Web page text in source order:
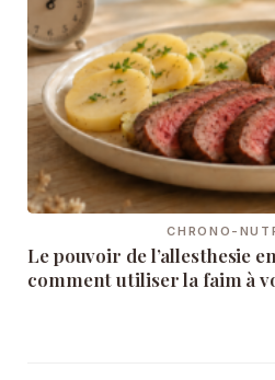
CHRONO-
Le pouvoir de l’allesthesie
comment utiliser la faim à